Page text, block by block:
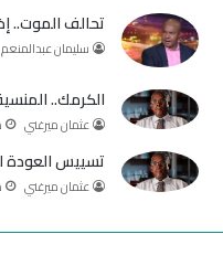
تحالف الموت..
سليمان عبدالمنعم
الكرمك..
عثمان ميرغني
تسييس العودة
عثمان ميرغني